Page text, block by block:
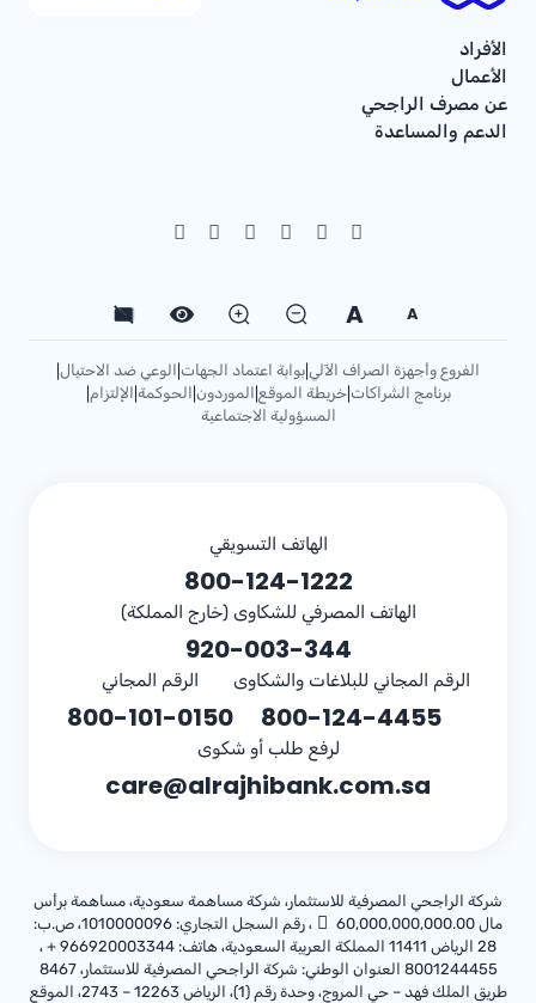
الأفراد
الأعمال
عن مصرف الراجحي
الدعم والمساعدة
A
A
الفروع وأجهزة الصراف الآلي بوابة اعتماد الجهات الوعي ضد الاحتيال
برنامج الشراكات |خريطة الموقع الموردون الحوكمة الإلتزام
المسؤولية الاجتماعية
الهاتف التسويقي
800-124-1222
الهاتف المصرفي للشكاوى (خارج المملكة)
920-003-344
الرقم المجاني للبلاغات والشكاوى
800-124-4455
الرقم المجاني
800-101-0150
لرفع طلب أو شكوى
care@alrajhibank.com.sa
شركة الراجحي المصرفية للاستثمار، شركة مساهمة سعودية، مساهمة برأس
مال 60,000,000,000.00
، رقم السجل التجاري: 1010000096، ص.ب:
28 الرياض 11411 المملكة العربية السعودية، هاتف:
+ 966920003344 ،
8001244455 العنوان الوطني: شركة الراجحي المصرفية للاستثمار، 8467
طريق الملك فهد – حي المروج، وحدة رقم (1)، الرياض 12263 – 2743، الموقع